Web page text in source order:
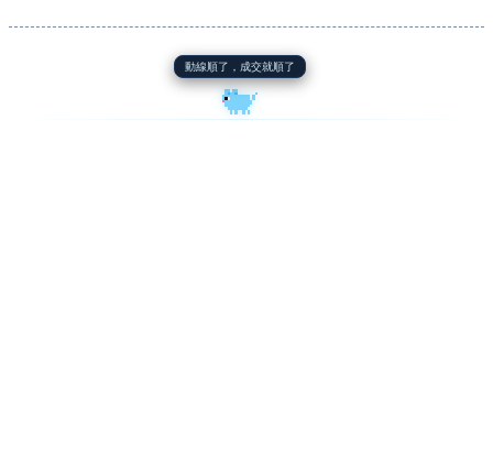
動線順了，成交就順了